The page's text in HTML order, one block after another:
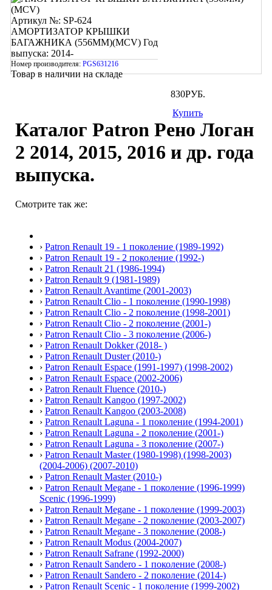
Артикул №: SP-624
АМОРТИЗАТОР КРЫШКИ
БАГАЖНИКА (556ММ)(MCV) Год
выпуска: 2014-
Номер производителя: PGS631216
Товар в наличии на складе
830РУБ.
Купить
Каталог Patron Рено Логан
2 2014, 2015, 2016 и др. года
выпуска.
Смотрите так же:
› Patron Renault 19 - 1 поколение (1989-1992)
› Patron Renault 19 - 2 поколение (1992-)
› Patron Renault 21 (1986-1994)
› Patron Renault 9 (1981-1989)
› Patron Renault Avantime (2001-2003)
› Patron Renault Clio - 1 поколение (1990-1998)
› Patron Renault Clio - 2 поколение (1998-2001)
› Patron Renault Clio - 2 поколение (2001-)
› Patron Renault Clio - 3 поколение (2006-)
› Patron Renault Dokker (2018- )
› Patron Renault Duster (2010-)
› Patron Renault Espace (1991-1997) (1998-2002)
› Patron Renault Espace (2002-2006)
› Patron Renault Fluence (2010-)
› Patron Renault Kangoo (1997-2002)
› Patron Renault Kangoo (2003-2008)
› Patron Renault Laguna - 1 поколение (1994-2001)
› Patron Renault Laguna - 2 поколение (2001-)
› Patron Renault Laguna - 3 поколение (2007-)
› Patron Renault Master (1980-1998) (1998-2003)
(2004-2006) (2007-2010)
› Patron Renault Master (2010-)
› Patron Renault Megane - 1 поколение (1996-1999)
Scenic (1996-1999)
› Patron Renault Megane - 1 поколение (1999-2003)
› Patron Renault Megane - 2 поколение (2003-2007)
› Patron Renault Megane - 3 поколение (2008-)
› Patron Renault Modus (2004-2007)
› Patron Renault Safrane (1992-2000)
› Patron Renault Sandero - 1 поколение (2008-)
› Patron Renault Sandero - 2 поколение (2014-)
› Patron Renault Scenic - 1 поколение (1999-2002)